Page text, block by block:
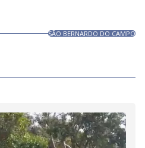
SÃO BERNARDO DO CAMPO